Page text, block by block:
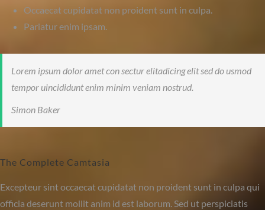
Occaecat cupidatat non proident sunt in culpa.
Pariatur enim ipsam.
Lorem ipsum dolor amet con sectur elitadicing elit sed do usmod
tempor uincididunt enim minim veniam nostrud.
Simon Baker
The Complete Camtasia
Excepteur sint occaecat cupidatat non proident sunt in culpa qui
officia deserunt mollit anim id est laborum. Sed ut perspiciatis